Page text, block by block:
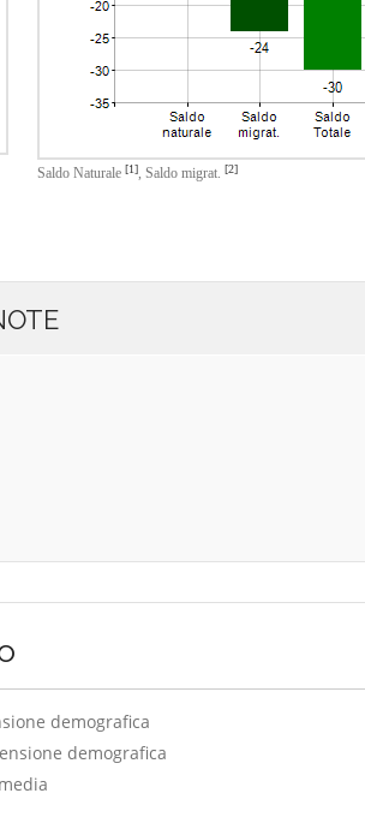
Saldo Naturale [1], Saldo migrat. [2]
demografica
demografica